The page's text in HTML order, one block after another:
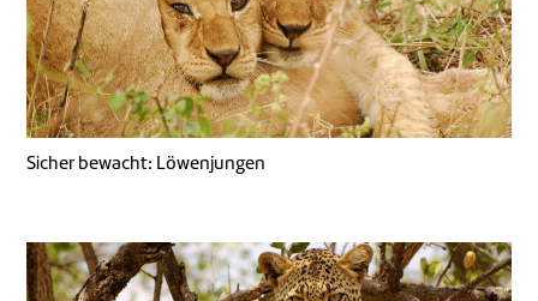
Sicher bewacht: Löwenjungen